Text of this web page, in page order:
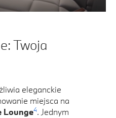
Twoja
eleganckie
miejsca na
Lounge4. Jednym